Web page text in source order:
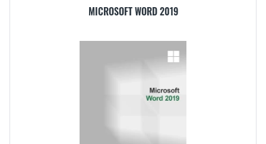
MICROSOFT WORD 2019